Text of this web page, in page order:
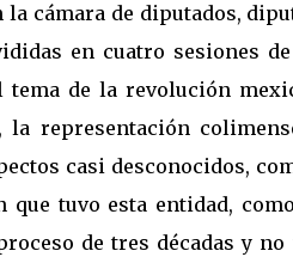
cámara de diputados,
en cuatro sesiones
tema de la revolución
representación
casi desconocidos,
tuvo esta entidad,
de tres décadas y no